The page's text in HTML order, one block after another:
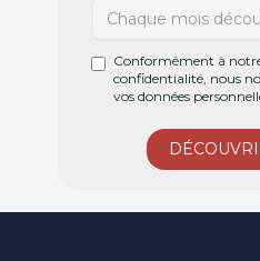
Conformément à
confidentialité, nous
vos données